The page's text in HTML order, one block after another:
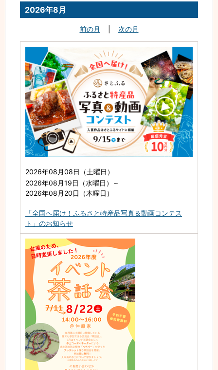
2026年8月
前の月 次の月
2026年08月08日（土曜日）
2026年08月19日（水曜日）
～
2026年08月20日（木曜日）
「全国へ届け！ふるさと特産品写真＆動画コンテス
ト」のお知らせ